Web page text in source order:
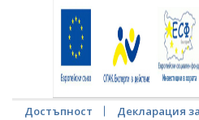
Достъпност Декларация